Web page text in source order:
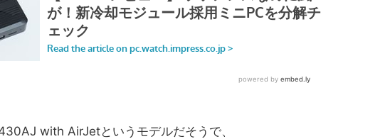
with AirJetというモデルだそうで、